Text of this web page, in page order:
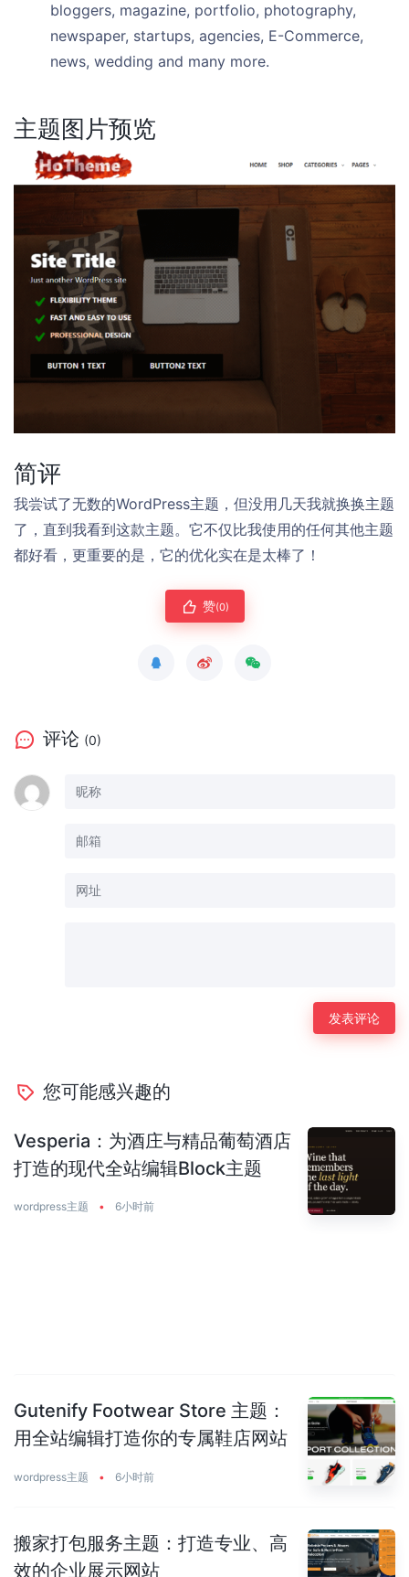
bloggers, magazine, portfolio, photography,
newspaper, startups, agencies, E-Commerce,
news, wedding and many more.
主题图片预览
简评
我尝试了无数的WordPress主题，但没用几天我就换换主题
了，直到我看到这款主题。它不仅比我使用的任何其他主题
都好看，更重要的是，它的优化实在是太棒了！
赞(0)
评论 (0)
您可能感兴趣的
Vesperia：为酒庄与精品葡萄酒店
打造的现代全站编辑Block主题
wordpress主题 • 6小时前
Gutenify Footwear Store 主题：
用全站编辑打造你的专属鞋店网站
wordpress主题 • 6小时前
搬家打包服务主题：打造专业、高
效的企业展示网站